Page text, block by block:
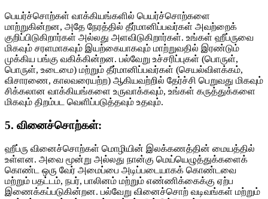
பெயர்ச்சொற்கள் வாக்கியங்களில் பெயர்ச்சொற்களை
மாற்றுகின்றன, அதே நேரத்தில் தீர்மானிப்பவர்கள் அவற்றைக்
குறிப்பிடுகிறார்கள் அல்லது அளவிடுகிறார்கள். உங்கள் ஹீப்ருவை
மிகவும் சரளமாகவும் இயற்கையாகவும் மாற்றுவதில் இரண்டும்
முக்கிய பங்கு வகிக்கின்றன. பல்வேறு உச்சரிப்புகள் (பொருள்,
பொருள், உடைமை) மற்றும் தீர்மானிப்பவர்கள் (செயல்விளக்கம்,
விசாரணை, காலவரையற்ற) ஆகியவற்றில் தேர்ச்சி பெறுவது மிகவும்
சிக்கலான வாக்கியங்களை உருவாக்கவும், உங்கள் கருத்துக்களை
மிகவும் திறம்பட வெளிப்படுத்தவும் உதவும்.
5. வினைச்சொற்கள்:
ஹீப்ரு வினைச்சொற்கள் மொழியின் இலக்கணத்தின் மையத்தில்
உள்ளன. அவை மூன்று அல்லது நான்கு மெய்யெழுத்துக்களைக்
கொண்ட ஒரு வேர் அமைப்பை அடிப்படையாகக் கொண்டவை
மற்றும் பதட்டம், நபர், பாலினம் மற்றும் எண்ணிக்கைக்கு ஏற்ப
இணைக்கப்படுகின்றன. பல்வேறு வினைச்சொற் வடிவங்கள் மற்றும்